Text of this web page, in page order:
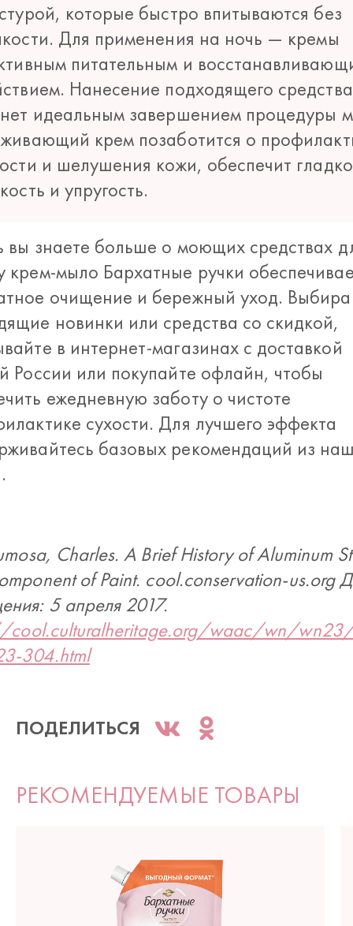
которые быстро впитываются без
Для применения на ночь — кремы
питательным и
Нанесение подходящего средства
идеальным завершением процедуры
крем позаботится о
и шелушения кожи, обеспечит
и упругость.
вы знаете больше о моющих средствах
крем-мыло Бархатные ручки
очищение и бережный уход.
новинки или средства со скидкой,
в интернет-магазинах с доставкой
России или покупайте офлайн, чтобы
ежедневную заботу о чистоте
сухости. Для лучшего эффекта
базовых рекомендаций из
Charles. A Brief History of Aluminum
of Paint. cool.conservation-us.org
5 апреля 2017.
cool.culturalheritage.org/waac/wn/
304.html
ПОДЕЛИТЬСЯ
РЕКОМЕНДУЕМЫЕ ТОВАРЫ